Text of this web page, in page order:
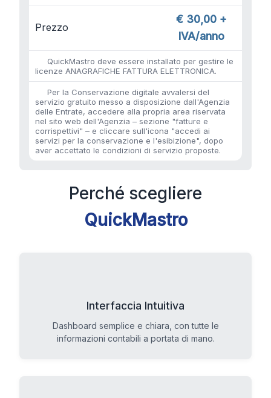
Prezzo
€ 30,00 +
IVA/anno
QuickMastro deve essere installato per gestire le
licenze ANAGRAFICHE FATTURA ELETTRONICA.
Per la Conservazione digitale avvalersi del
servizio gratuito messo a disposizione dall'Agenzia
delle Entrate, accedere alla propria area riservata
nel sito web dell'Agenzia – sezione "fatture e
corrispettivi" – e cliccare sull'icona "accedi ai
servizi per la conservazione e l'esibizione", dopo
aver accettato le condizioni di servizio proposte.
Perché scegliere
QuickMastro
Interfaccia Intuitiva
Dashboard semplice e chiara, con tutte le
informazioni contabili a portata di mano.